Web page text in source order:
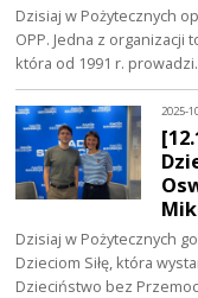
Dzisiaj w Pożytecznych
OPP. Jedna z organizacji
która od 1991 r.
2025-
Dzisiaj w Pożytecznych
Dzieciom Siłę, która
Dzieciństwo bez